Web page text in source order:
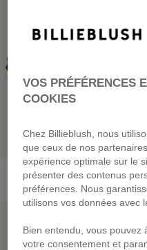
Sabots En Jean
69,00 €
VOS PRÉFÉRENCES
COOKIES
Chez Billieblush, nous
que ceux de nos
expérience optimale sur le
présenter des contenus
préférences. Nous
utilisons vos données avec
Bien entendu, vous
votre consentement et